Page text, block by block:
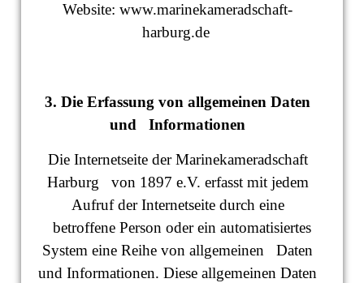
Website: www.marinekameradschaft-
harburg.de
3. Die Erfassung von allgemeinen Daten
und Informationen
Die Internetseite der Marinekameradschaft
Harburg von 1897 e.V. erfasst mit jedem
Aufruf der Internetseite durch eine
betroffene Person oder ein automatisiertes
System eine Reihe von allgemeinen Daten
und Informationen. Diese allgemeinen Daten